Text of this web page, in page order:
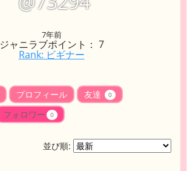
7年前
ジャニラブポイント： 7
Rank: ビギナー
プロフィール 友達 0
フォロワー 0
並び順: